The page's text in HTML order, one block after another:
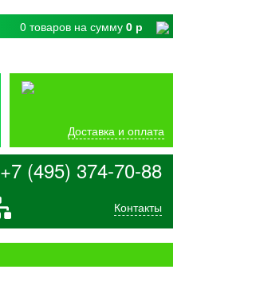
0 товаров на сумму 0 р
Доставка и оплата
+7 (495) 374-70-88
Контакты